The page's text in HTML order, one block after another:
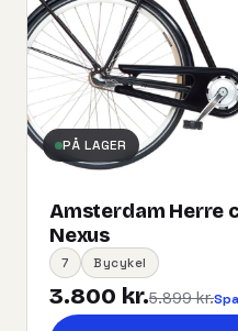
PÅ LAGER
Amsterdam Herre
Nexus
7 Bycykel
3.800 kr.5.899 kr.